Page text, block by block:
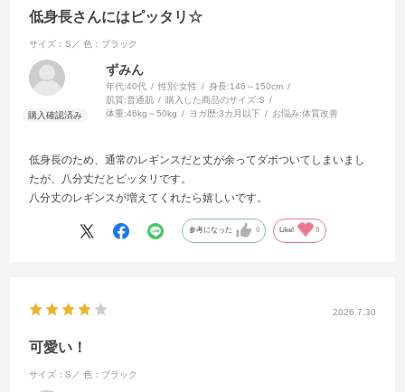
低身長さんにはピッタリ☆
サイズ：S／ 色：ブラック
ずみん
年代:40代 性別:女性 身長:146～150cm
肌質:普通肌 購入した商品のサイズ:S
体重:46kg～50kg ヨガ歴:3カ月以下 お悩み:体質改善
低身長のため、通常のレギンスだと丈が余ってダボついてしまいまし
たが、八分丈だとピッタリです。
八分丈のレギンスが増えてくれたら嬉しいです。
参考になった 0 Like! 0
2026.7.30
可愛い！
サイズ：S／ 色：ブラック